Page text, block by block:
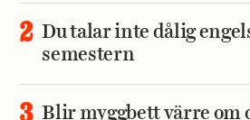
Du talar inte dålig
semestern
Blir myggbett värre om